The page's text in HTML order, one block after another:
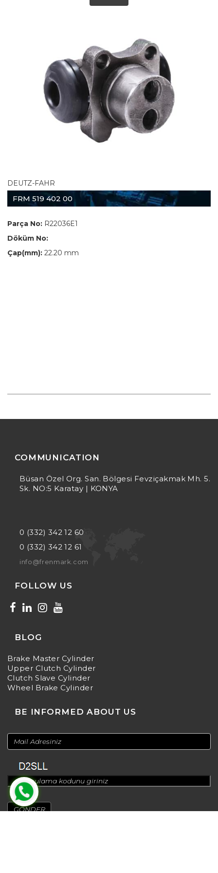
DEUTZ-FAHR
FRM 519 402 00
Parça No: R22036E1
Döküm No:
Çap(mm): 22.20 mm
COMMUNICATION
Büsan Özel Org. San. Bölgesi Fevziçakmak Mh. 5.
Sk. NO:5 Karatay | KONYA
0 (332) 342 12 60
0 (332) 342 12 61
info@frenmark.com
FOLLOW US
BLOG
Brake Master Cylinder
Upper Clutch Cylinder
Clutch Slave Cylinder
Wheel Brake Cylinder
BE INFORMED ABOUT US